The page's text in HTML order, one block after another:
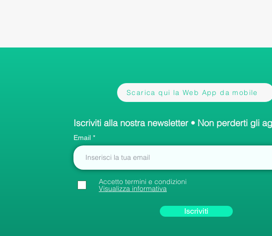
Scarica qui la Web App da mobile
Iscriviti alla nostra newsletter • Non perderti gli
Email
Accetto termini e condizioni
Visualizza informativa
Iscriviti